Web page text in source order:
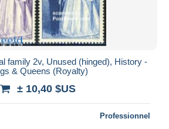
family 2v, Unused (hinged), History -
& Queens (Royalty)
± 10,40 $US
Professionnel